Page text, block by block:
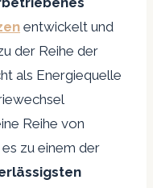
entwickelt und
der Reihe der
als Energiequelle
Reihe von
es zu einem der